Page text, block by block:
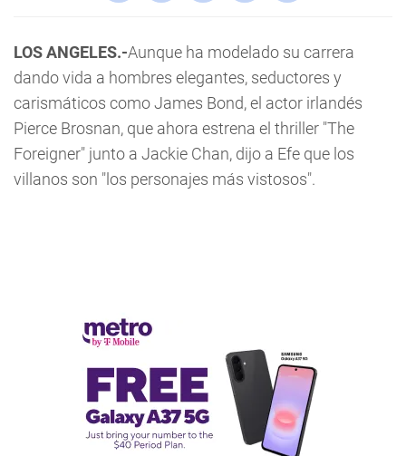
LOS ANGELES.-Aunque ha modelado su carrera
dando vida a hombres elegantes, seductores y
carismáticos como James Bond, el actor irlandés
Pierce Brosnan, que ahora estrena el thriller "The
Foreigner" junto a Jackie Chan, dijo a Efe que los
villanos son "los personajes más vistosos".